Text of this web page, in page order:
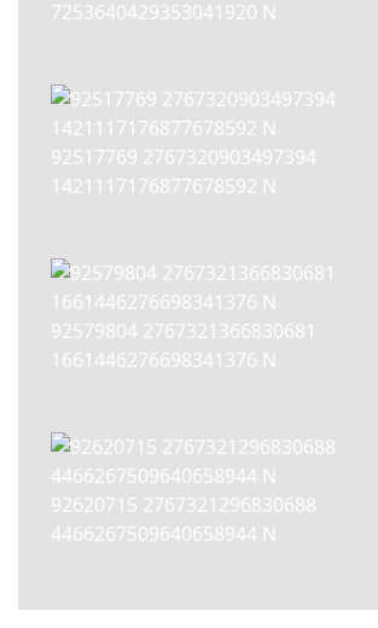
7253640429353041920 N
92517769 2767320903497394
1421117176877678592 N
92579804 2767321366830681
1661446276698341376 N
92620715 2767321296830688
4466267509640658944 N